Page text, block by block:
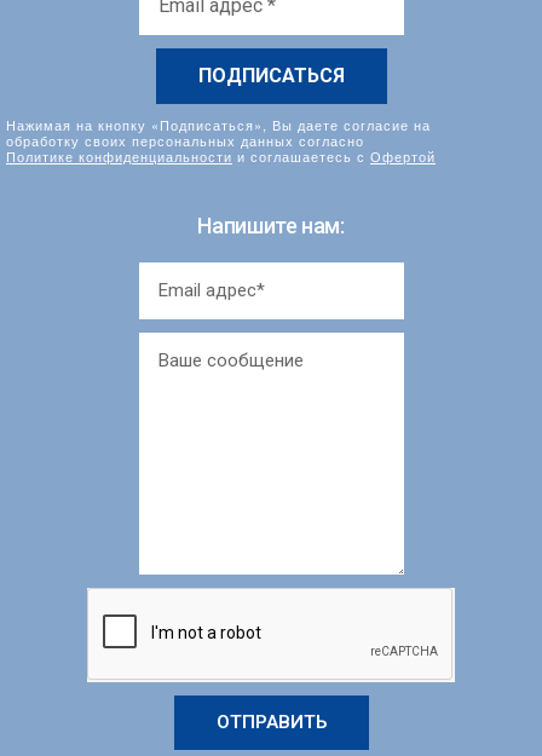
Нажимая на кнопку «Подписаться», Вы даете согласие на
обработку своих персональных данных согласно
Политике конфиденциальности и соглашаетесь с Офертой
Напишите нам:
ОТПРАВИТЬ